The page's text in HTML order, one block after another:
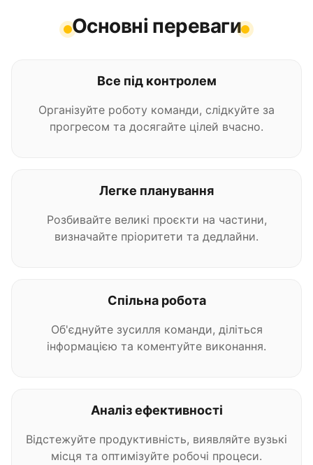
Основні переваги
Все під контролем
Організуйте роботу команди, слідкуйте за
прогресом та досягайте цілей вчасно.
Легке планування
Розбивайте великі проєкти на частини,
визначайте пріоритети та дедлайни.
Спільна робота
Об'єднуйте зусилля команди, діліться
інформацією та коментуйте виконання.
Аналіз ефективності
Відстежуйте продуктивність, виявляйте вузькі
місця та оптимізуйте робочі процеси.